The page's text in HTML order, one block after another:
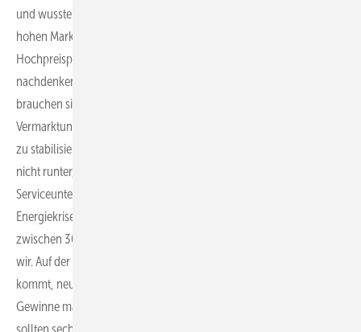
und wussten nicht, wie es weitergehen kann. Dann aber kamen die
hohen Marktwerte. Diejenigen, die nur wegen dieser
Hochpreisphase überlebt haben, müssen jetzt intensiv darüber
nachdenken, was sie tun, wenn diese Zeit wieder vorbei ist. Dann
brauchen sie Rücklagen, oder, wenn möglich andere
Vermarktungskonzepte. Die Kosten sind ein Problem, da sie kaum
zu stabilisieren sind. Beim Wartungsvertrag bekomme ich die Kosten
nicht runter, ganz im Gegenteil, sie steigen. Ich muss zudem
Serviceunternehmen in die Parks schicken, die durch die
Energiekrise die Preise hochsetzen müssen. Energiekosten sind
zwischen 30 und 50 Prozent gestiegen, und das sofort. Das merken
wir. Auf der anderen Seite schafft die Dynamik, die jetzt in den Markt
kommt, neue Möglichkeiten. Wir wollen Unternehmen sehen, die
Gewinne machen, um neue Projekte machen zu können. Und da